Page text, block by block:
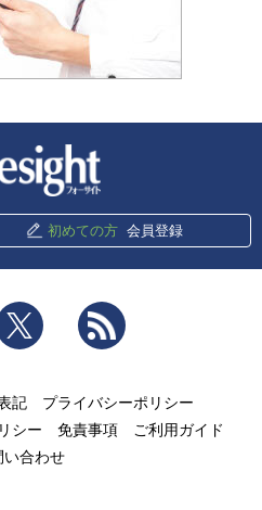
初めての方 会員登録
Twitter
記
プライバシーポリシー
シー 免責事項
ご利用ガイド
い合わせ